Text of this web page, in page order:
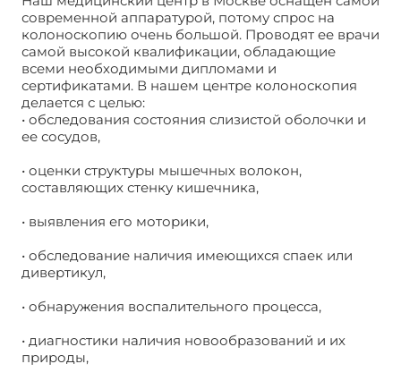
современной аппаратурой, потому спрос на
колоноскопию очень большой. Проводят ее врачи
самой высокой квалификации, обладающие
всеми необходимыми дипломами и
сертификатами. В нашем центре колоноскопия
делается с целью:
• обследования состояния слизистой оболочки и
ее сосудов,
• оценки структуры мышечных волокон,
составляющих стенку кишечника,
• выявления его моторики,
• обследование наличия имеющихся спаек или
дивертикул,
• обнаружения воспалительного процесса,
• диагностики наличия новообразований и их
природы,